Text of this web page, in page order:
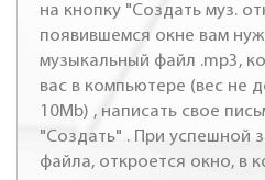
на кнопку "Создать муз.
появившемся окне вам
музыкальный файл .mp3,
вас в компьютере (вес не
10Mb) , написать свое
"Создать" . При успешной
файла, откроется окно, в